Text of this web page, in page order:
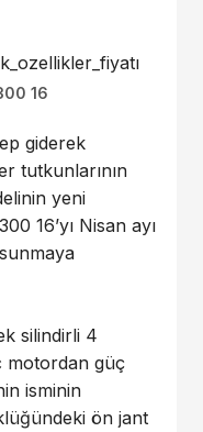
16
giderek
tutkunlarının
yeni
16’yı Nisan ayı
silindirli 4
motordan güç
isminin
ön jant